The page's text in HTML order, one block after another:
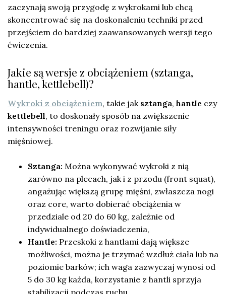
zaczynają swoją przygodę z wykrokami lub chcą
skoncentrować się na doskonaleniu techniki przed
przejściem do bardziej zaawansowanych wersji tego
ćwiczenia.
Jakie są wersje z obciążeniem (sztanga,
hantle, kettlebell)?
Wykroki z obciążeniem, takie jak sztanga, hantle czy
kettlebell, to doskonały sposób na zwiększenie
intensywności treningu oraz rozwijanie siły
mięśniowej.
Sztanga: Można wykonywać wykroki z nią
zarówno na plecach, jak i z przodu (front squat),
angażując większą grupę mięśni, zwłaszcza nogi
oraz core, warto dobierać obciążenia w
przedziale od 20 do 60 kg, zależnie od
indywidualnego doświadczenia,
Hantle: Przeskoki z hantlami dają większe
możliwości, można je trzymać wzdłuż ciała lub na
poziomie barków; ich waga zazwyczaj wynosi od
5 do 30 kg każda, korzystanie z hantli sprzyja
stabilizacji podczas ruchu,